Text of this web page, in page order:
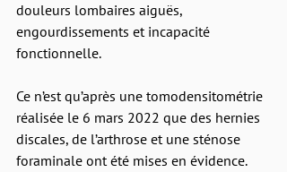
douleurs lombaires aiguës,
engourdissements et incapacité
fonctionnelle.
Ce n’est qu’après une tomodensitométrie
réalisée le 6 mars 2022 que des hernies
discales, de l’arthrose et une sténose
foraminale ont été mises en évidence.